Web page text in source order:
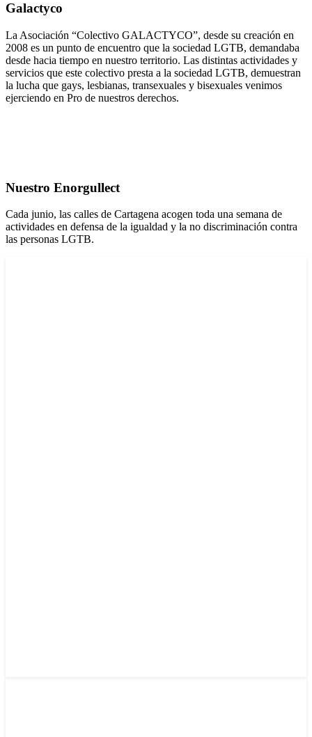
Galactyco
La Asociación “Colectivo GALACTYCO”, desde su creación en
2008 es un punto de encuentro que la sociedad LGTB, demandaba
desde hacia tiempo en nuestro territorio. Las distintas actividades y
servicios que este colectivo presta a la sociedad LGTB, demuestran
la lucha que gays, lesbianas, transexuales y bisexuales venimos
ejerciendo en Pro de nuestros derechos.
Nuestro Enorgullect
Cada junio, las calles de Cartagena acogen toda una semana de
actividades en defensa de la igualdad y la no discriminación contra
las personas LGTB.